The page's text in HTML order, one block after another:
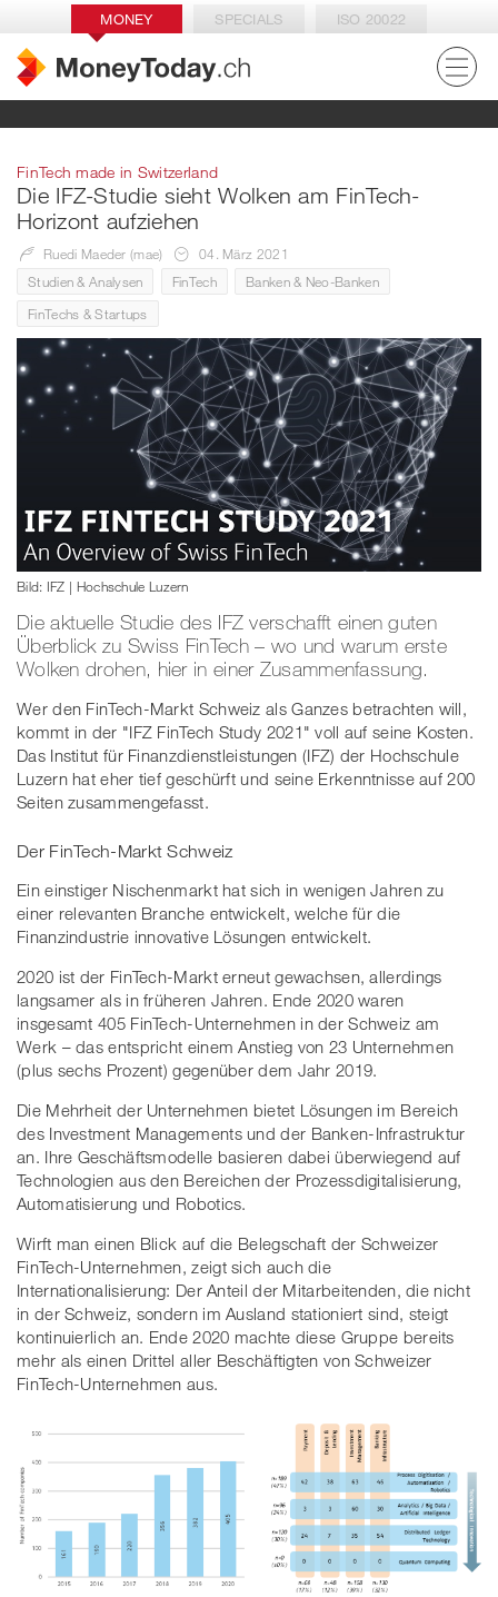
MONEY SPECIALS ISO 20022
FinTech made in Switzerland
Die IFZ-Studie sieht Wolken am FinTech-
Horizont aufziehen
Ruedi Maeder (mae)
04. März 2021
Studien & Analysen
FinTech
Banken & Neo-Banken
FinTechs & Startups
Bild: IFZ | Hochschule Luzern
Die aktuelle Studie des IFZ verschafft einen guten
Überblick zu Swiss FinTech – wo und warum erste
Wolken drohen, hier in einer Zusammenfassung.
Wer den FinTech-Markt Schweiz als Ganzes betrachten will,
kommt in der "IFZ FinTech Study 2021" voll auf seine Kosten.
Das Institut für Finanzdienstleistungen (IFZ) der Hochschule
Luzern hat eher tief geschürft und seine Erkenntnisse auf 200
Seiten zusammengefasst.
Der FinTech-Markt Schweiz
Ein einstiger Nischenmarkt hat sich in wenigen Jahren zu
einer relevanten Branche entwickelt, welche für die
Finanzindustrie innovative Lösungen entwickelt.
2020 ist der FinTech-Markt erneut gewachsen, allerdings
langsamer als in früheren Jahren. Ende 2020 waren
insgesamt 405 FinTech-Unternehmen in der Schweiz am
Werk – das entspricht einem Anstieg von 23 Unternehmen
(plus sechs Prozent) gegenüber dem Jahr 2019.
Die Mehrheit der Unternehmen bietet Lösungen im Bereich
des Investment Managements und der Banken-Infrastruktur
an. Ihre Geschäftsmodelle basieren dabei überwiegend auf
Technologien aus den Bereichen der Prozessdigitalisierung,
Automatisierung und Robotics.
Wirft man einen Blick auf die Belegschaft der Schweizer
FinTech-Unternehmen, zeigt sich auch die
Internationalisierung: Der Anteil der Mitarbeitenden, die nicht
in der Schweiz, sondern im Ausland stationiert sind, steigt
kontinuierlich an. Ende 2020 machte diese Gruppe bereits
mehr als einen Drittel aller Beschäftigten von Schweizer
FinTech-Unternehmen aus.